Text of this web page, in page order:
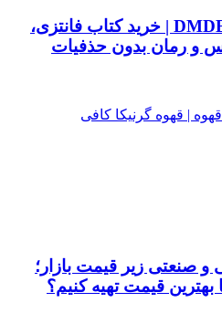
فروشگاه کتاب DMDBook | خرید کتاب فانتزی،
و رمان بدون حذفیات
| قهوه گرنیکا کافی
و صنعتی زیر قیمت بازار؛
بهترین قیمت تهیه کنیم؟